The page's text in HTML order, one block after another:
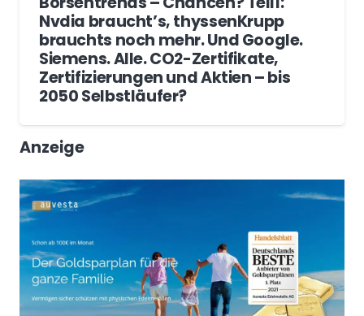
Nvdia braucht’s, thyssenKrupp
brauchts noch mehr. Und Google.
Siemens. Alle. CO2-Zertifikate,
Zertifizierungen und Aktien – bis
2050 Selbstläufer?
Anzeige